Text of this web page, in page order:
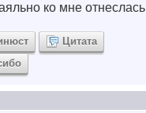
ко мне
Цитата